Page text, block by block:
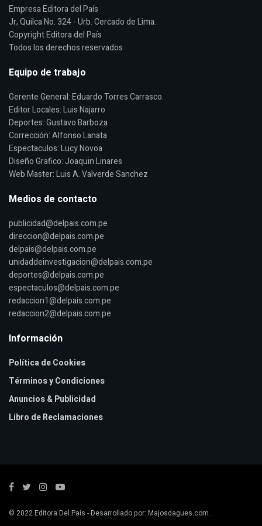
Empresa Editora del País
Jr, Quilca No. 324 - Urb. Cercado de Lima.
Copyright Editora del País
Todos los derechos reservados
Equipo de trabajo
Gerente General: Eduardo Torres Carrasco.
Editor Locales: Luis Najarro
Deportes: Gustavo Barboza
Corrección: Alfonso Lanata
Espectaculos: Lucy Novoa
Diseño Grafico: Joaquin Linares
Web Master: Luis A. Valverde Sanchez
Medios de contacto
publicidad@delpais.com.pe
direccion@delpais.com.pe
delpais@delpais.com.pe
unidaddeinvestigacion@delpais.com.pe
deportes@delpais.com.pe
espectaculos@delpais.com.pe
redaccion1@delpais.com.pe
redaccion2@delpais.com.pe
Información
Política de Cookies
Términos y Condiciones
Anuncios & Publicidad
Libro de Reclamaciones
© 2022Editora Del País - Desarrollado por: Majosdagues.com.